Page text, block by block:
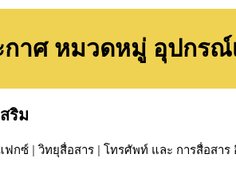
กาศ หมวดหมู่ อุปกรณ์
ริม
ฟกซ์ | วิทยุสื่อสาร | โทรศัพท์ และ การสื่อสาร